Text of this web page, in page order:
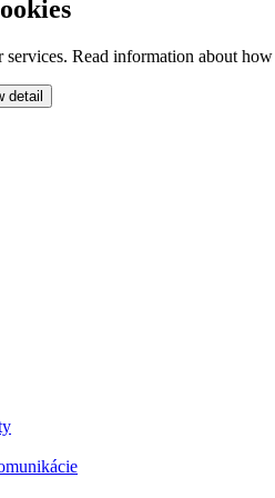
services. Read information about
detail